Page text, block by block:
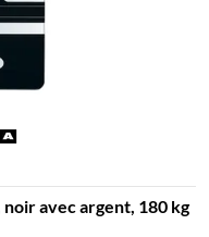
avec argent, 180 kg